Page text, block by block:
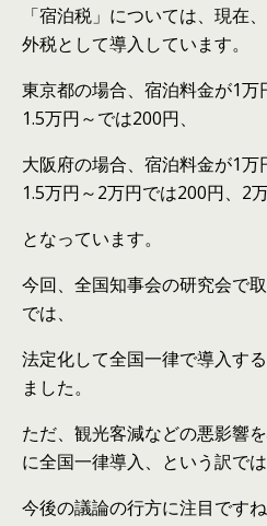
「宿泊税」については、現在
外税として導入しています。
東京都の場合、宿泊料金が1万
1.5万円～では200円、
大阪府の場合、宿泊料金が1万
1.5万円～2万円では200円、2
となっています。
今回、全国知事会の研究会で
では、
法定化して全国一律で導入す
ました。
ただ、観光客減などの悪影響
に全国一律導入、という訳では
今後の議論の行方に注目ですね